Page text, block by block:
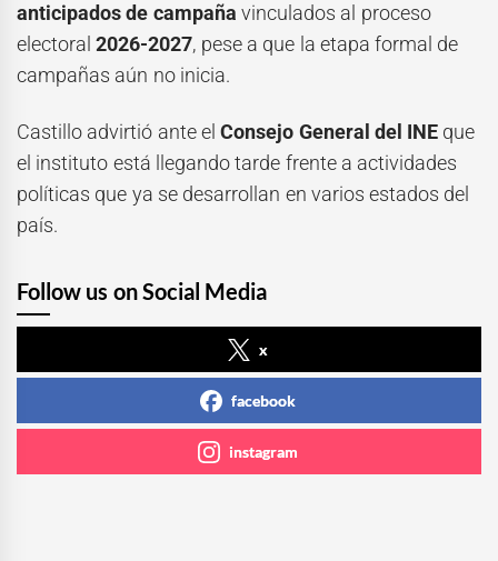
anticipados de campaña vinculados al proceso
electoral2026-2027, pese a que la etapa formal de
campañas aún no inicia.
Castillo advirtió ante elConsejo General del INE que
el instituto está llegando tarde frente a actividades
políticas que ya se desarrollan en varios estados del
país.
Follow us on Social Media
x
facebook
instagram